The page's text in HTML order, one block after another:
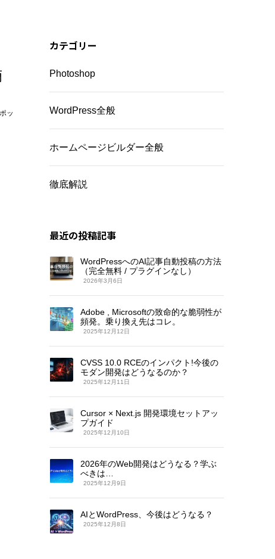
ッ
カテゴリー
Photoshop
WordPress全般
ホームページビルダー全般
徹底解説
最近の投稿記事
WordPressへのAI記事自動投稿の方法
（完全無料 / プラグインなし）
2026年3月6日
Adobe , Microsoftの致命的な脆弱性が
頻発。乗り換え先はコレ。
2025年12月12日
CVSS 10.0 RCEのインパクト!今後の
モダン開発はどうなるのか？
2025年12月11日
Cursor × Next.js 開発環境セットアッ
プガイド
2025年12月10日
2026年のWeb開発はどうなる？学ぶ
べきは…
2025年12月9日
AIとWordPress、今後はどうなる？
2025年12月8日